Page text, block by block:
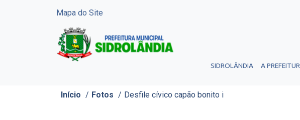
Mapa do Site
SIDROLÂNDIA A
Início / Fotos / Desfile cívico capão bonito i